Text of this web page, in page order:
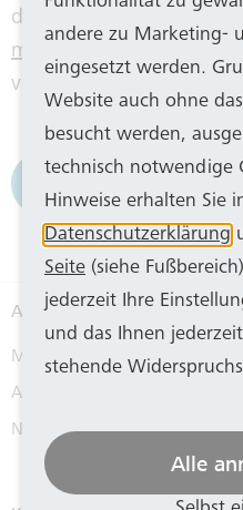
HISTORIE
SEPA
der Stadtwerke Bonn ist
music
verfügbar. (sz)
Zurück zur Übersicht
Aktuelles
Medienkontakt
Aktuelle Meldungen
Newsletter
andere zu Marketing-
eingesetzt werden.
Website auch ohne
besucht werden,
technisch notwendige
Hinweise erhalten Sie
Datenschutzerklärung
Seite (siehe
jederzeit Ihre
und das Ihnen
stehende
Alle